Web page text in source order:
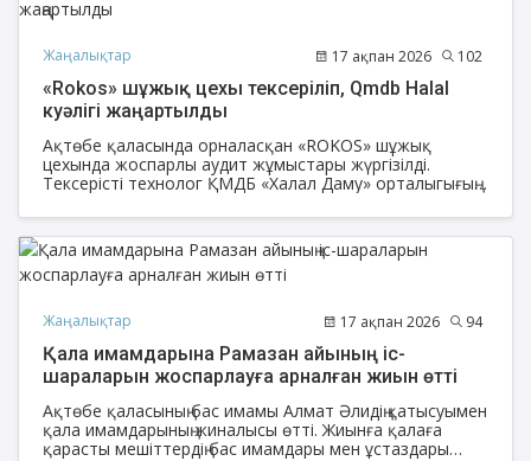
Жаңалықтар 17 ақпан 2026 102
«Rokos» шұжық цехы тексеріліп, Qmdb Halal
куәлігі жаңартылды
Ақтөбе қаласында орналасқан «ROKOS» шұжық
цехында жоспарлы аудит жұмыстары жүргізілді.
Тексерісті технолог ҚМДБ «Халал Даму» орталыгығың
өңірдегі жауапты өкілі Алмат Әли жүргізді.
Жаңалықтар 17 ақпан 2026 94
Қала имамдарына Рамазан айының іс-
шараларын жоспарлауға арналған жиын өтті
Ақтөбе қаласының бас имамы Алмат Әлидің қатысуымен
қала имамдарының жиналысы өтті. Жиынға қалаға
қарасты мешіттердің бас имамдары мен ұстаздары